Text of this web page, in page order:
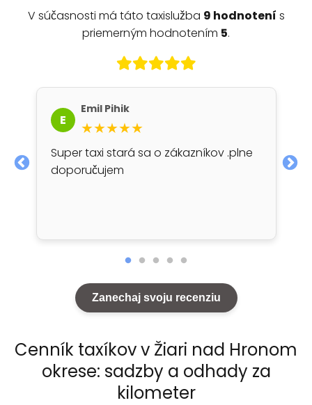
V súčasnosti má táto taxislužba 9 hodnotení s
priemerným hodnotením 5.
E
Emil Pihik
★★★★★
Super taxi stará sa o zákazníkov .plne
doporučujem
Zanechaj svoju recenziu
Cenník taxíkov v Žiari nad Hronom
okrese: sadzby a odhady za
kilometer